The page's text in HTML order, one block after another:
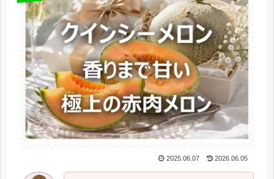
2025.06.07 2026.06.05